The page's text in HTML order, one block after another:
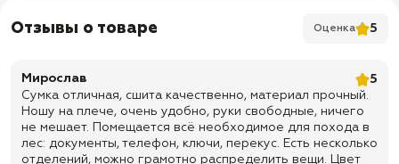
✅ Нательная сторона сумки оснащена прорезным карманом на
застежке Фастекс
✅ Общее количество ячеек системы Молле (Molle) -4+3+3=10 шт;
Оборудованы: передняя, и боковые поверхности
✅ Сумку удобно носить как на поясе так и на плече
Отзывы о товаре Оценка 5
Мирослав
5
Сумка отличная, сшита качественно, материал прочный.
Ношу на плече, очень удобно, руки свободные, ничего
не мешает. Помещается всё необходимое для похода в
лес: документы, телефон, ключи, перекус. Есть несколько
отделений, можно грамотно распределить вещи. Цвет